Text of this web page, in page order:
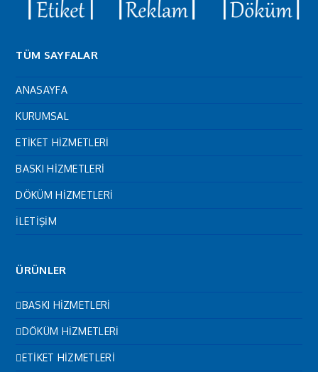
TÜM SAYFALAR
ANASAYFA
KURUMSAL
ETİKET HİZMETLERİ
BASKI HİZMETLERİ
DÖKÜM HİZMETLERİ
İLETİŞİM
ÜRÜNLER
BASKI HİZMETLERİ
DÖKÜM HİZMETLERİ
ETİKET HİZMETLERİ